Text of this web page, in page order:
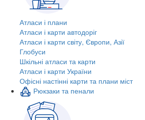
Атласи і плани
Атласи і карти автодоріг
Атласи і карти світу, Європи, Азії
Глобуси
Шкільні атласи та карти
Атласи і карти України
Офісні настінні карти та плани міст
Рюкзаки та пенали